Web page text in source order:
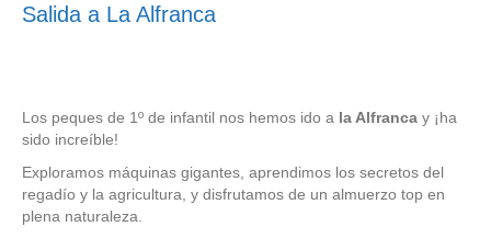
Salida a La Alfranca
Los peques de 1º de infantil nos hemos ido a la Alfranca y ¡ha
sido increíble!
Exploramos máquinas gigantes, aprendimos los secretos del
regadío y la agricultura, y disfrutamos de un almuerzo top en
plena naturaleza.